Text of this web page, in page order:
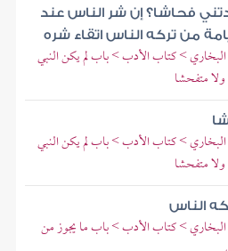
فحاشا؟ إن شر الناس عند
من تركه الناس اتقاء شره
> كتاب الأدب > باب لم يكن النبي
متفحشا
> كتاب الأدب > باب لم يكن النبي
متفحشا
الناس
> كتاب الأدب > باب ما يجوز من